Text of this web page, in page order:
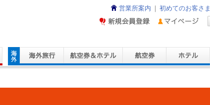
営業所案内 初めてのお客さま